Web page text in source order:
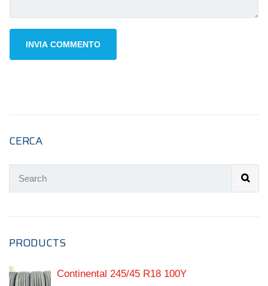
CERCA
PRODUCTS
Continental 245/45 R18 100Y